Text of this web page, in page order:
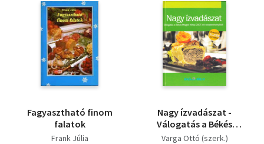
Fagyasztható finom
falatok
Frank Júlia
Nagy ízvadászat -
Válogatás a Békés
Megyei Hírlap 2007. évi
Varga Ottó (szerk.)